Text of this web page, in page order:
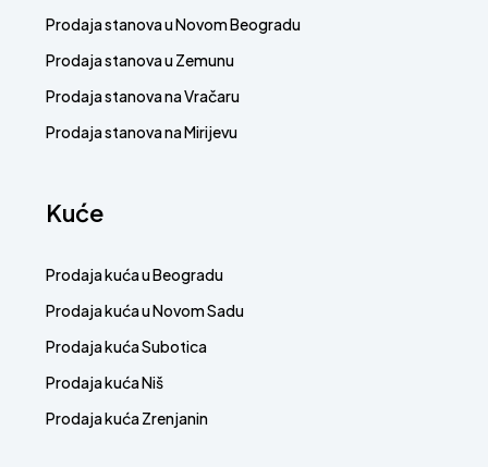
Prodaja stanova u Novom Beogradu
Prodaja stanova u Zemunu
Prodaja stanova na Vračaru
Prodaja stanova na Mirijevu
Kuće
Prodaja kuća u Beogradu
Prodaja kuća u Novom Sadu
Prodaja kuća Subotica
Prodaja kuća Niš
Prodaja kuća Zrenjanin